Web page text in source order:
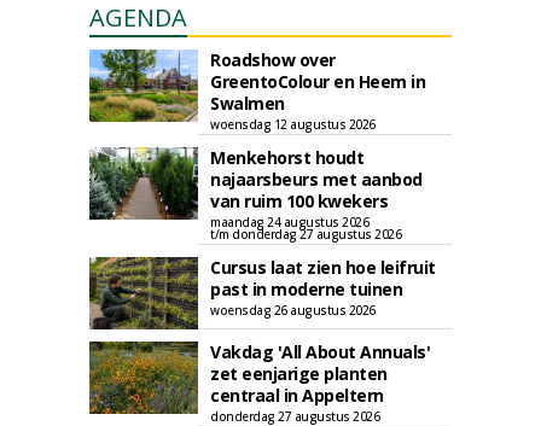
AGENDA
Roadshow over
GreentoColour en Heem in
Swalmen
woensdag 12 augustus 2026
Menkehorst houdt
najaarsbeurs met aanbod
van ruim 100 kwekers
maandag 24 augustus 2026
t/m donderdag 27 augustus 2026
Cursus laat zien hoe leifruit
past in moderne tuinen
woensdag 26 augustus 2026
Vakdag 'All About Annuals'
zet eenjarige planten
centraal in Appeltern
donderdag 27 augustus 2026